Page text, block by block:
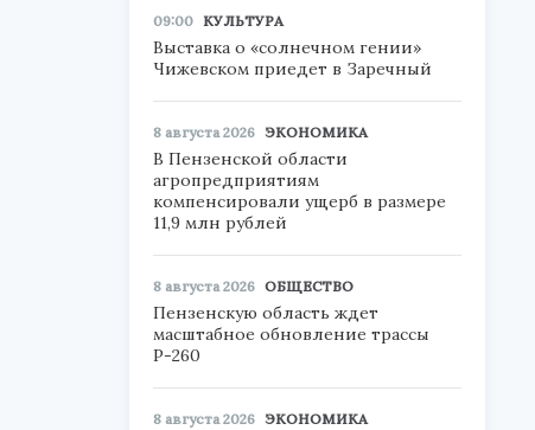
09:00 КУЛЬТУРА
Выставка о «солнечном гении»
Чижевском приедет в Заречный
8 августа 2026 ЭКОНОМИКА
В Пензенской области
агропредприятиям
компенсировали ущерб в размере
11,9 млн рублей
8 августа 2026 ОБЩЕСТВО
Пензенскую область ждет
масштабное обновление трассы
Р-260
8 августа 2026 ЭКОНОМИКА